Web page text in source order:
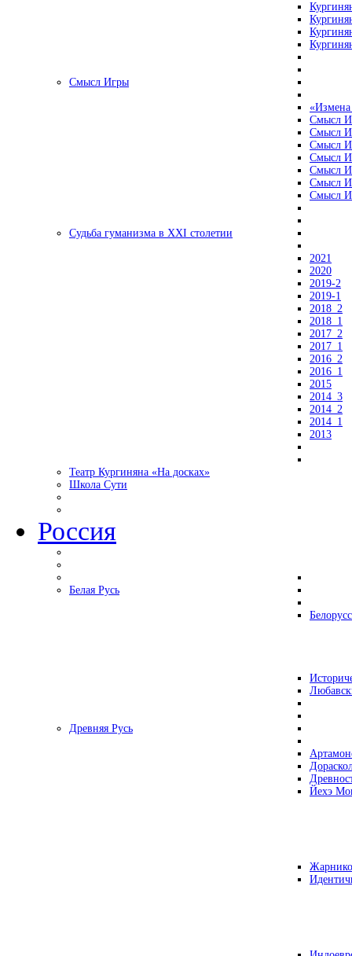
Смысл Игры
«Измена
Смысл
Смысл
Смысл
Смысл
Смысл
Смысл
Смысл
Судьба гуманизма в XXI столетии
2021
2020
2019-2
2019-1
2018_2
2018_1
2017_2
2017_1
2016_2
2016_1
2015
2014_3
2014_2
2014_1
2013
Театр Кургиняна «На досках»
Школа Сути
Россия
Белая Русь
Древняя Русь
Йехэ